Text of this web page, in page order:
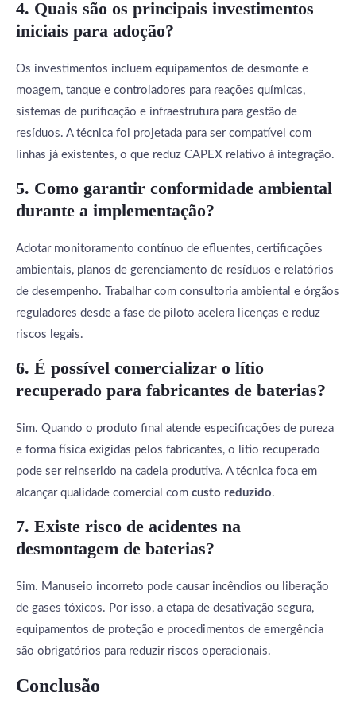
4. Quais são os principais investimentos
iniciais para adoção?
Os investimentos incluem equipamentos de desmonte e
moagem, tanque e controladores para reações químicas,
sistemas de purificação e infraestrutura para gestão de
resíduos. A técnica foi projetada para ser compatível com
linhas já existentes, o que reduz CAPEX relativo à integração.
5. Como garantir conformidade ambiental
durante a implementação?
Adotar monitoramento contínuo de efluentes, certificações
ambientais, planos de gerenciamento de resíduos e relatórios
de desempenho. Trabalhar com consultoria ambiental e órgãos
reguladores desde a fase de piloto acelera licenças e reduz
riscos legais.
6. É possível comercializar o lítio
recuperado para fabricantes de baterias?
Sim. Quando o produto final atende especificações de pureza
e forma física exigidas pelos fabricantes, o lítio recuperado
pode ser reinserido na cadeia produtiva. A técnica foca em
alcançar qualidade comercial com custo reduzido.
7. Existe risco de acidentes na
desmontagem de baterias?
Sim. Manuseio incorreto pode causar incêndios ou liberação
de gases tóxicos. Por isso, a etapa de desativação segura,
equipamentos de proteção e procedimentos de emergência
são obrigatórios para reduzir riscos operacionais.
Conclusão